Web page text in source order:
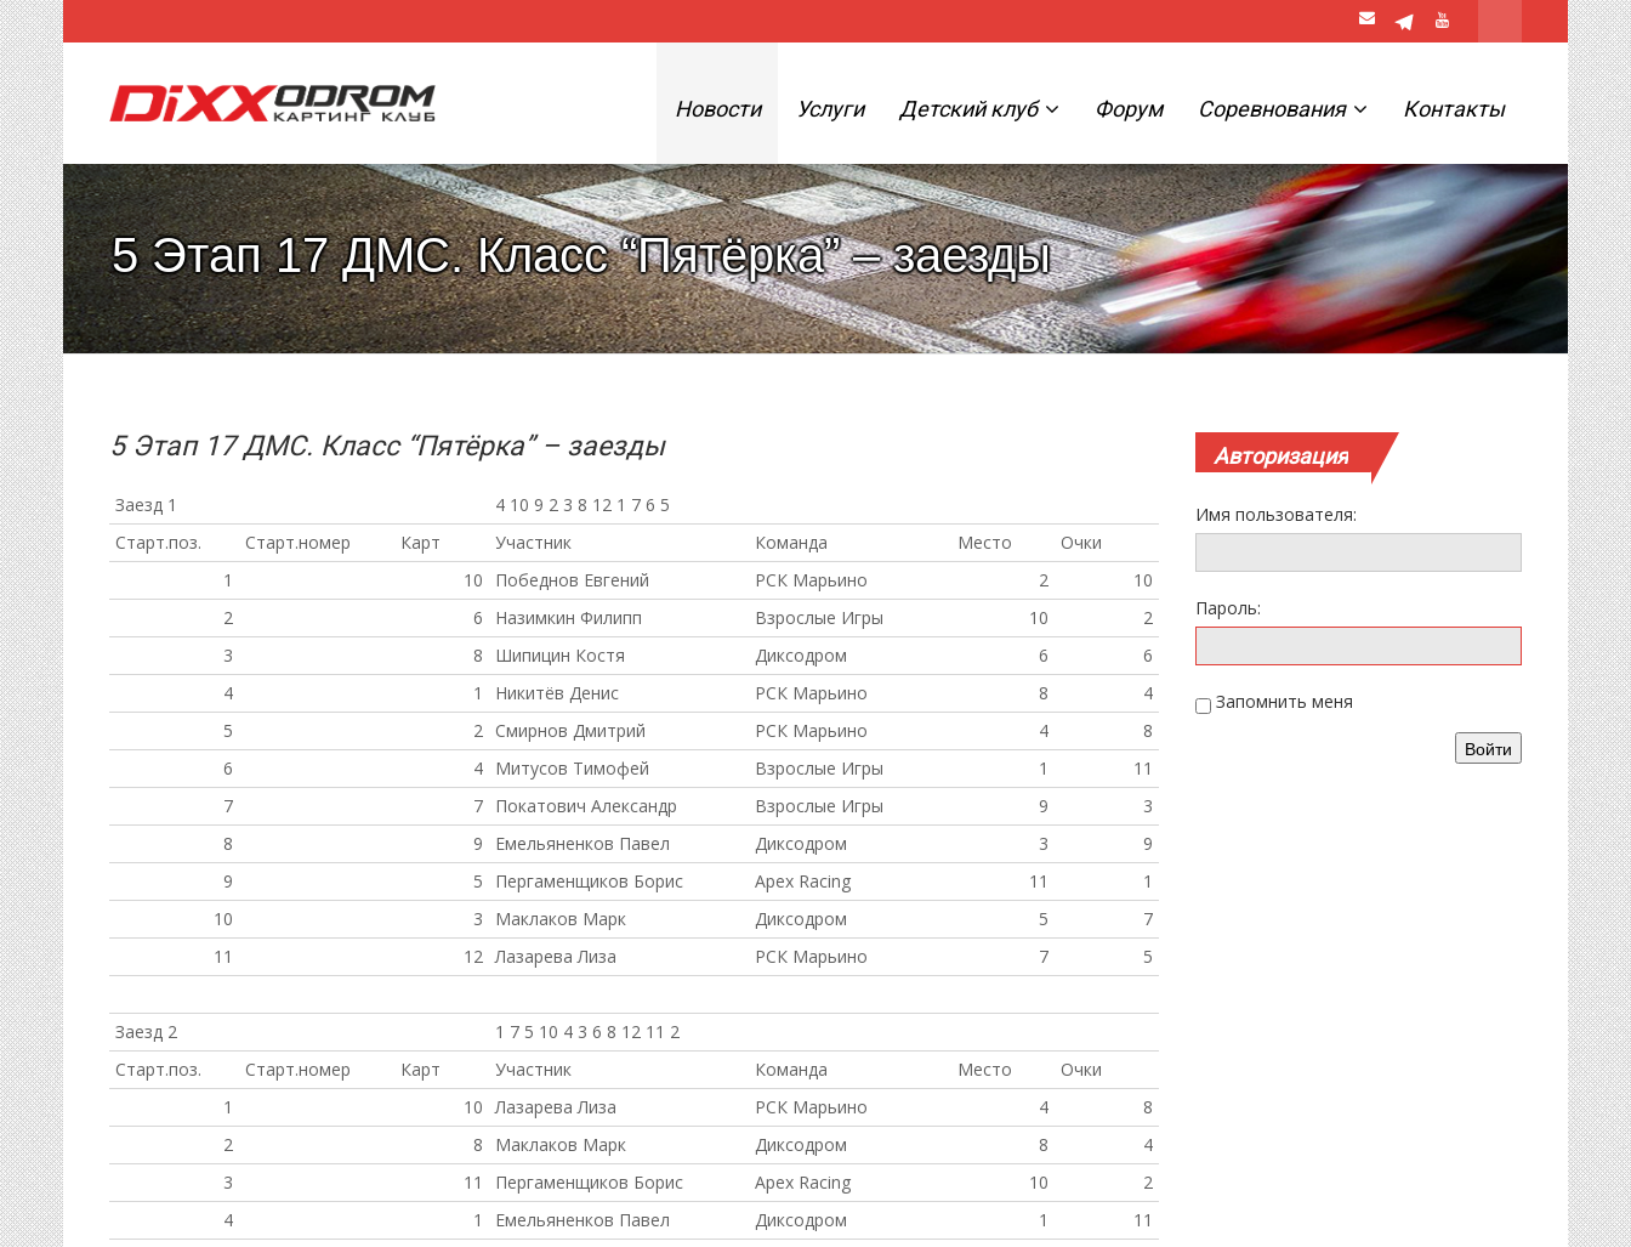
Новости Услуги Детский клуб Форум Соревнования Контакты
5 Этап 17 ДМС. Класс “Пятёрка” – заезды
5 Этап 17 ДМС. Класс “Пятёрка” – заезды
Заезд 1
4 10 9 2 3 8 12 1 7 6 5
Старт.поз.
Старт.номер Карт Участник Команда Место
Очки
1
10 Победнов Евгений РСК Марьино 2
10
2
6 Назимкин Филипп Взрослые Игры 10
2
3
8 Шипицин Костя Диксодром 6
6
4
1 Никитёв Денис РСК Марьино 8
4
5
2 Смирнов Дмитрий РСК Марьино 4
8
6
4 Митусов Тимофей Взрослые Игры 1
11
7
7 Покатович Александр Взрослые Игры 9
3
8
9 Емельяненков Павел Диксодром 3
9
9
5 Пергаменщиков Борис Apex Racing 11
1
10
3 Маклаков Марк Диксодром 5
7
11
12 Лазарева Лиза РСК Марьино 7 5
Заезд 2
1 7 5 10 4 3 6 8 12 11 2
Старт.поз.
Старт.номер Карт Участник Команда Место
Очки
1
10 Лазарева Лиза РСК Марьино 4
8
2
8 Маклаков Марк Диксодром 8
4
3
11 Пергаменщиков Борис Apex Racing 10
2
4
1 Емельяненков Павел Диксодром 1
11
Авторизация
Имя пользователя:
Пароль:
Запомнить меня
Войти